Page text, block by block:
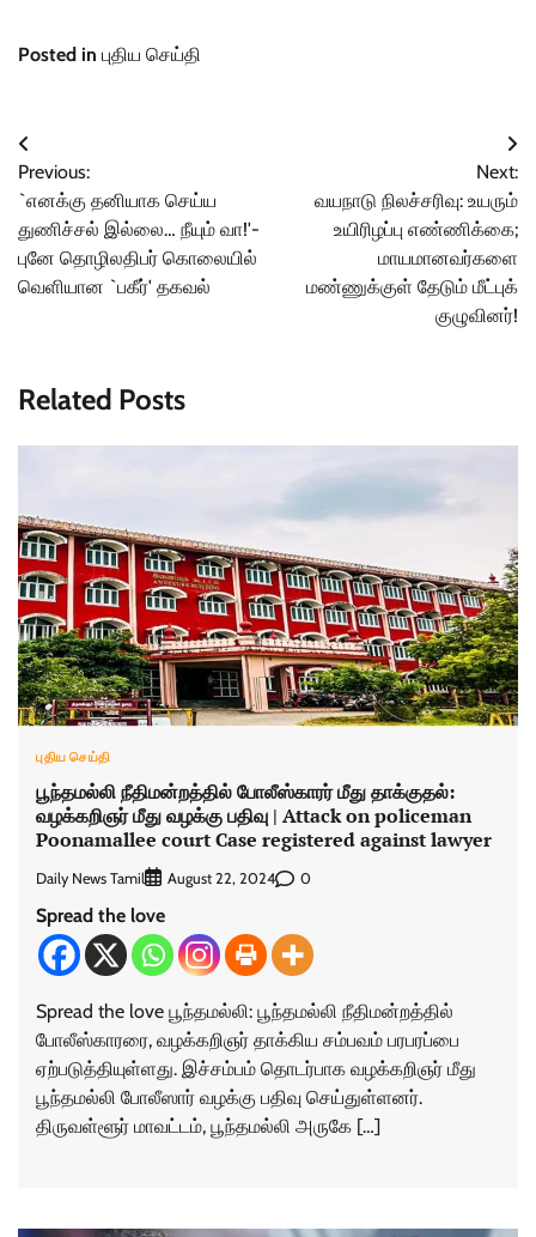
Posted in புதிய செய்தி
Post
navigation
Previous:
`எனக்கு தனியாக செய்ய
துணிச்சல் இல்லை… நீயும் வா!'-
புனே தொழிலதிபர் கொலையில்
வெளியான `பகீர்' தகவல்
Next:
வயநாடு நிலச்சரிவு: உயரும்
உயிரிழப்பு எண்ணிக்கை;
மாயமானவர்களை
மண்ணுக்குள் தேடும் மீட்புக்
குழுவினர்!
Related Posts
புதிய செய்தி
பூந்தமல்லி நீதிமன்றத்தில் போலீஸ்காரர் மீது தாக்குதல்:
வழக்கறிஞர் மீது வழக்கு பதிவு | Attack on policeman
Poonamallee court Case registered against lawyer
Daily News Tamil August 22, 2024 0
Spread the love
Spread the love பூந்தமல்லி: பூந்தமல்லி நீதிமன்றத்தில்
போலீஸ்காரரை, வழக்கறிஞர் தாக்கிய சம்பவம் பரபரப்பை
ஏற்படுத்தியுள்ளது. இச்சம்பம் தொடர்பாக வழக்கறிஞர் மீது
பூந்தமல்லி போலீஸார் வழக்கு பதிவு செய்துள்ளனர்.
திருவள்ளூர் மாவட்டம், பூந்தமல்லி அருகே […]